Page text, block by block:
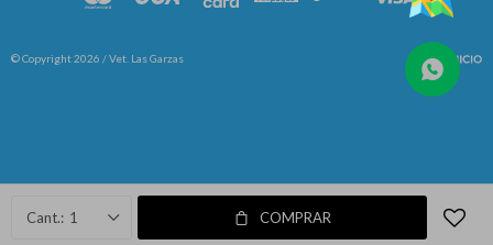
1 COMPRAR
© Copyright 2026 / Vet. Las Garzas
Fenicio